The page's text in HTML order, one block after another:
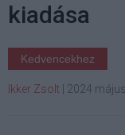
kiadása
Kedvencekhez
Ikker Zsolt 2024